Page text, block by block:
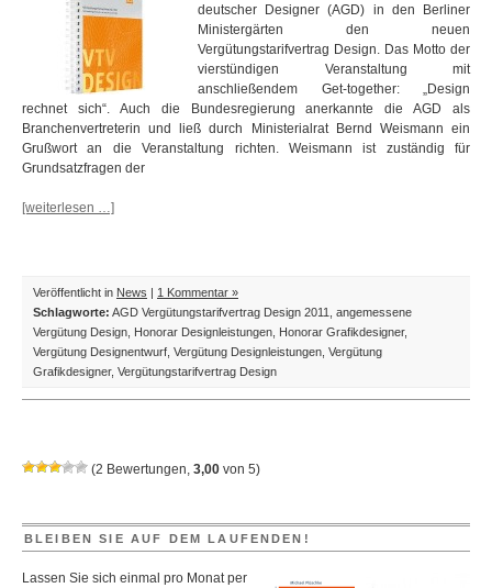
deutscher Designer (AGD) in den Berliner
Ministergärten den neuen
Vergütungstarifvertrag Design. Das Motto der
vierstündigen Veranstaltung mit
anschließendem Get-together: „Design
rechnet sich“. Auch die Bundesregierung anerkannte die AGD als
Branchenvertreterin und ließ durch Ministerialrat Bernd Weismann ein
Grußwort an die Veranstaltung richten. Weismann ist zuständig für
Grundsatzfragen der
[weiterlesen …]
Veröffentlicht in News | 1 Kommentar »
Schlagworte: AGD Vergütungstarifvertrag Design 2011
angemessene
Vergütung Design Honorar Designleistungen Honorar Grafikdesigner,
Vergütung Designentwurf Vergütung Designleistungen Vergütung
Grafikdesigner, Vergütungstarifvertrag Design
(2 Bewertungen, 3,00 von 5)
BLEIBEN SIE AUF DEM LAUFENDEN!
Lassen Sie sich einmal pro Monat per